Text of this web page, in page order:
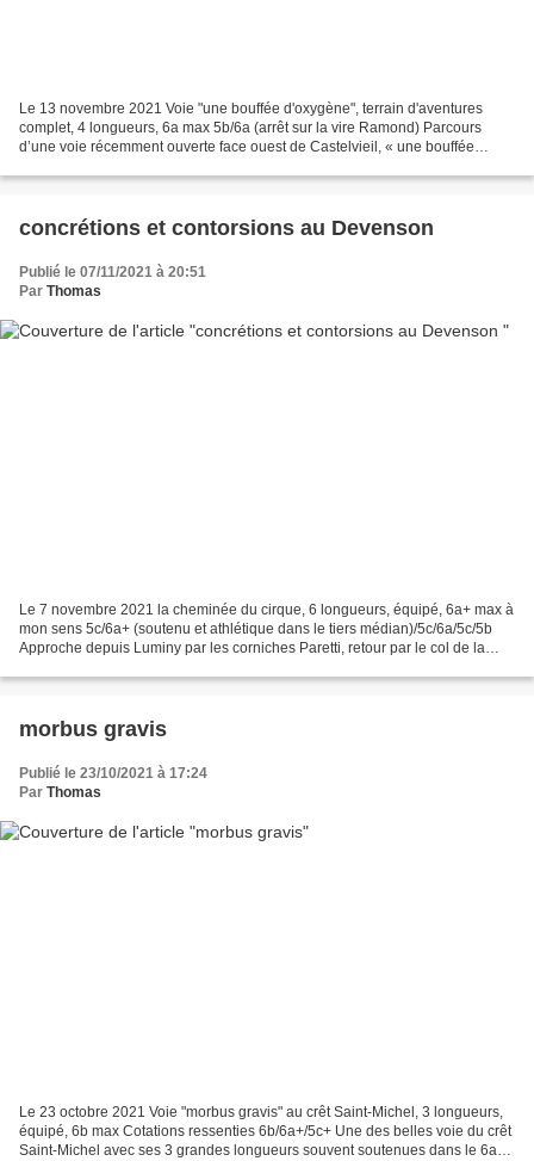
Le 13 novembre 2021 Voie "une bouffée d'oxygène", terrain d'aventures
complet, 4 longueurs, 6a max 5b/6a (arrêt sur la vire Ramond) Parcours
d’une voie récemment ouverte face ouest de Castelvieil, « une bouffée
concrétions et contorsions au Devenson
Publié le 07/11/2021 à 20:51
Par Thomas
Le 7 novembre 2021 la cheminée du cirque, 6 longueurs, équipé, 6a+ max à
mon sens 5c/6a+ (soutenu et athlétique dans le tiers médian)/5c/6a/5c/5b
Approche depuis Luminy par les corniches Paretti, retour par le col de la
morbus gravis
Publié le 23/10/2021 à 17:24
Par Thomas
Le 23 octobre 2021 Voie "morbus gravis" au crêt Saint-Michel, 3 longueurs,
équipé, 6b max Cotations ressenties 6b/6a+/5c+ Une des belles voie du crêt
Saint-Michel avec ses 3 grandes longueurs souvent soutenues dans le 6a